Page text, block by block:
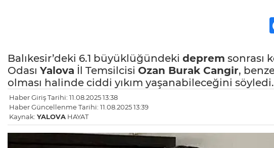
Balıkesir’deki 6.1 büyüklüğündeki deprem sonrası
Odası Yalova İl Temsilcisi Ozan Burak Cangir,
olması halinde ciddi yıkım yaşanabileceğini söyledi.
Haber Giriş Tarihi: 11.08.2025 13:38
Haber Güncellenme Tarihi: 11.08.2025 13:39
Kaynak: YALOVA HAYAT